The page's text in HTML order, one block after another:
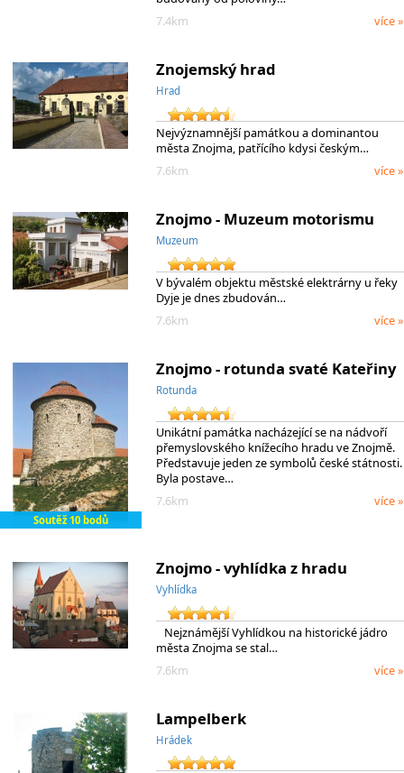
7.4km
více »
Znojemský hrad
Hrad
Nejvýznamnější památkou a dominantou
města Znojma, patřícího kdysi českým…
7.6km
více »
Znojmo - Muzeum motorismu
Muzeum
V bývalém objektu městské elektrárny u řeky
Dyje je dnes zbudován…
7.6km
více »
Soutěž 10 bodů
Znojmo - rotunda svaté Kateřiny
Rotunda
Unikátní památka nacházející se na nádvoří
přemyslovského knížecího hradu ve Znojmě.
Představuje jeden ze symbolů české státnosti.
Byla postave…
7.6km
více »
Znojmo - vyhlídka z hradu
Vyhlídka
Nejznámější Vyhlídkou na historické jádro
města Znojma se stal…
7.6km
více »
Lampelberk
Hrádek